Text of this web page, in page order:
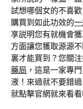
試想哪個女的不喜
購買到如此功效的
享説明您有就機會
方面讓您獲取源源
裏才能買到？您關
藥局 ，這是一家專
液！來過就不要錯
就點擊官網就來看